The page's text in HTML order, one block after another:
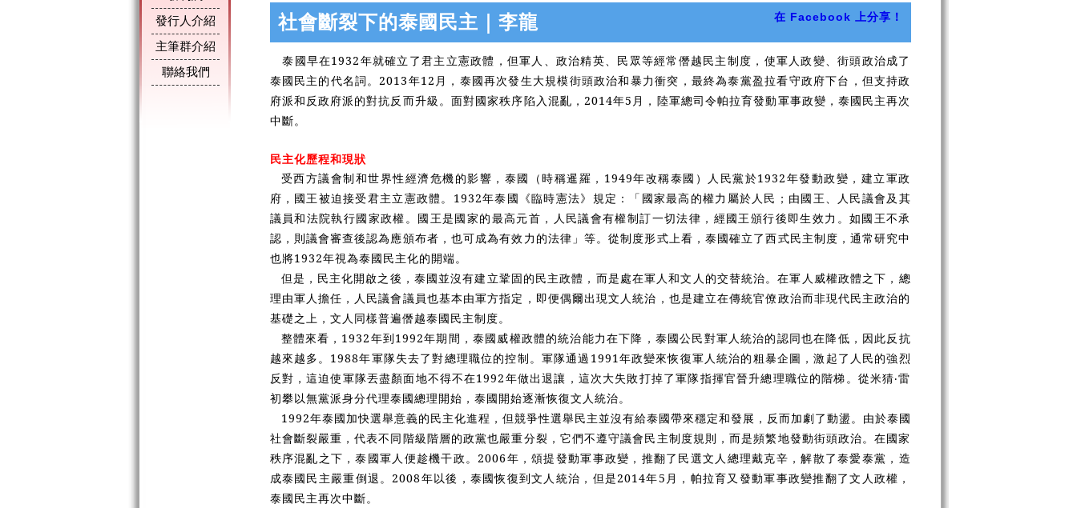
發行人介紹
主筆群介紹
聯絡我們
社會斷裂下的泰國民主｜李龍 在 Facebook 上分享！
泰國早在1932年就確立了君主立憲政體，但軍人、政治精英、民眾等經常僭越民主制度，使軍人政變、街頭政治成了
泰國民主的代名詞。2013年12月，泰國再次發生大規模街頭政治和暴力衝突，最終為泰黨盈拉看守政府下台，但支持政
府派和反政府派的對抗反而升級。面對國家秩序陷入混亂，2014年5月，陸軍總司令帕拉育發動軍事政變，泰國民主再次
中斷。
民主化歷程和現狀
受西方議會制和世界性經濟危機的影響，泰國（時稱暹羅，1949年改稱泰國）人民黨於1932年發動政變，建立軍政
府，國王被迫接受君主立憲政體。1932年泰國《臨時憲法》規定：「國家最高的權力屬於人民；由國王、人民議會及其
議員和法院執行國家政權。國王是國家的最高元首，人民議會有權制訂一切法律，經國王頒行後即生效力。如國王不承
認，則議會審查後認為應頒布者，也可成為有效力的法律」等。從制度形式上看，泰國確立了西式民主制度，通常研究中
也將1932年視為泰國民主化的開端。
但是，民主化開啟之後，泰國並沒有建立鞏固的民主政體，而是處在軍人和文人的交替統治。在軍人威權政體之下，總
理由軍人擔任，人民議會議員也基本由軍方指定，即便偶爾出現文人統治，也是建立在傳統官僚政治而非現代民主政治的
基礎之上，文人同樣普遍僭越泰國民主制度。
整體來看，1932年到1992年期間，泰國威權政體的統治能力在下降，泰國公民對軍人統治的認同也在降低，因此反抗
越來越多。1988年軍隊失去了對總理職位的控制。軍隊通過1991年政變來恢復軍人統治的粗暴企圖，激起了人民的強烈
反對，這迫使軍隊丟盡顏面地不得不在1992年做出退讓，這次大失敗打掉了軍隊指揮官晉升總理職位的階梯。從米猜‧雷
初攀以無黨派身分代理泰國總理開始，泰國開始逐漸恢復文人統治。
1992年泰國加快選舉意義的民主化進程，但競爭性選舉民主並沒有給泰國帶來穩定和發展，反而加劇了動盪。由於泰國
社會斷裂嚴重，代表不同階級階層的政黨也嚴重分裂，它們不遵守議會民主制度規則，而是頻繁地發動街頭政治。在國家
秩序混亂之下，泰國軍人便趁機干政。2006年，頌提發動軍事政變，推翻了民選文人總理戴克辛，解散了泰愛泰黨，造
成泰國民主嚴重倒退。2008年以後，泰國恢復到文人統治，但是2014年5月，帕拉育又發動軍事政變推翻了文人政權，
泰國民主再次中斷。